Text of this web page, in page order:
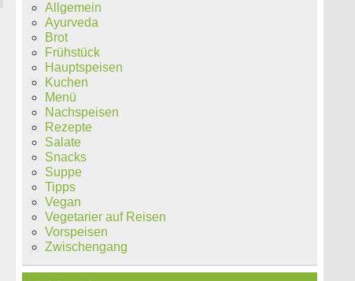
Allgemein
Ayurveda
Brot
Frühstück
Hauptspeisen
Kuchen
Menü
Nachspeisen
Rezepte
Salate
Snacks
Suppe
Tipps
Vegan
Vegetarier auf Reisen
Vorspeisen
Zwischengang